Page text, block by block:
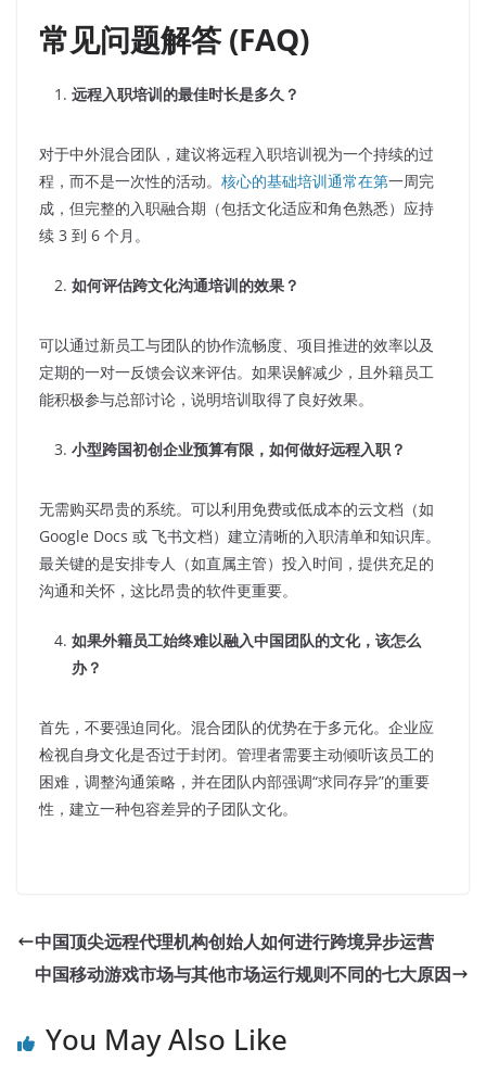
常见问题解答 (FAQ)
远程入职培训的最佳时长是多久？
对于中外混合团队，建议将远程入职培训视为一个持续的过
程，而不是一次性的活动。 核心的基础培训通常在第一周完
成，但完整的入职融合期（包括文化适应和角色熟悉）应持
续 3 到 6 个月。
如何评估跨文化沟通培训的效果？
可以通过新员工与团队的协作流畅度、项目推进的效率以及
定期的一对一反馈会议来评估。如果误解减少，且外籍员工
能积极参与总部讨论，说明培训取得了良好效果。
小型跨国初创企业预算有限，如何做好远程入职？
无需购买昂贵的系统。可以利用免费或低成本的云文档（如
Google Docs 或 飞书文档）建立清晰的入职清单和知识库。
最关键的是安排专人（如直属主管）投入时间，提供充足的
沟通和关怀，这比昂贵的软件更重要。
如果外籍员工始终难以融入中国团队的文化，该怎么
办？
首先，不要强迫同化。混合团队的优势在于多元化。企业应
检视自身文化是否过于封闭。管理者需要主动倾听该员工的
困难，调整沟通策略，并在团队内部强调“求同存异”的重要
性，建立一种包容差异的子团队文化。
中国顶尖远程代理机构创始人如何进行跨境异步运营
中国移动游戏市场与其他市场运行规则不同的七大原因
You May Also Like